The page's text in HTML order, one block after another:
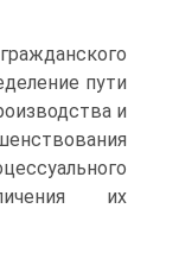
пути
и
их